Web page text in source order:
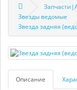
Звезды ведомые
Звезда задняя
Описание